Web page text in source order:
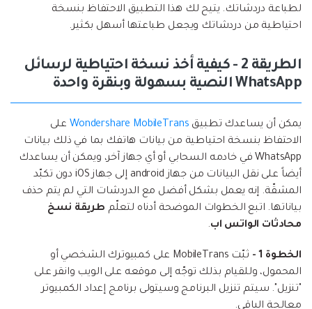
لطباعة دردشاتك. يتيح لك هذا التطبيق الاحتفاظ بنسخة
احتياطية من دردشاتك ويجعل طباعتها أسهل بكثير.
الطريقة 2 - كيفية أخذ نسخة احتياطية لرسائل
WhatsApp النصية بسهولة وبنقرة واحدة
يمكن أن يساعدك تطبيق Wondershare MobileTrans على
الاحتفاظ بنسخة احتياطية من بيانات هاتفك بما في ذلك بيانات
WhatsApp في خادمه السحابي أو أي جهاز آخر، ويمكن أن يساعدك
أيضاً على نقل البيانات من جهاز android إلى جهاز iOS دون تكبّد
المشقّة. إنه يعمل بشكل أفضل مع الدردشات التي لم يتم حذف
بياناتها. اتبع الخطوات الموضحة أدناه لتعلّم طريقة نسخ
محادثات الواتس اب.
الخطوة 1 -
ثبّت MobileTrans على كمبيوترك الشخصي أو
المحمول، وللقيام بذلك توجّه إلى موقعه على الويب وانقر على
"تنزيل". سيتم تنزيل البرنامج وسيتولى برنامج إعداد الكمبيوتر
معالجة الباقي.